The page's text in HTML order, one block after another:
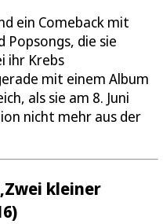
ein Comeback mit
Popsongs, die sie
ihr Krebs
mit einem Album
als sie am 8. Juni
nicht mehr aus der
kleiner